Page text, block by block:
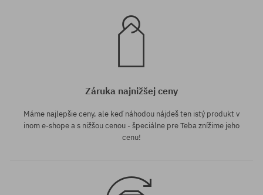
Záruka najnižšej ceny
Máme najlepšie ceny, ale keď náhodou nájdeš ten istý produkt v
inom e-shope a s nižšou cenou - špeciálne pre Teba znížime jeho
cenu!